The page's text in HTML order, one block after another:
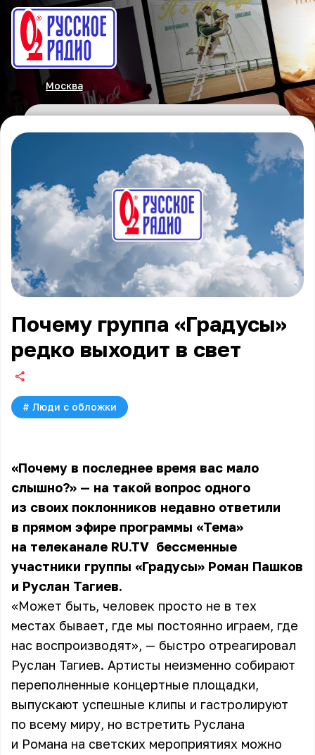
Москва
Почему группа «Градусы»
редко выходит в свет
# Люди с обложки
«Почему в последнее время вас мало
слышно?» — на такой вопрос одного
из своих поклонников недавно ответили
в прямом эфире программы «Тема»
на телеканале RU.TV бессменные
участники группы «Градусы» Роман Пашков
и Руслан Тагиев.
«Может быть, человек просто не в тех
местах бывает, где мы постоянно играем, где
нас воспроизводят», — быстро отреагировал
Руслан Тагиев. Артисты неизменно собирают
переполненные концертные площадки,
выпускают успешные клипы и гастролируют
по всему миру, но встретить Руслана
и Романа на светских мероприятиях можно